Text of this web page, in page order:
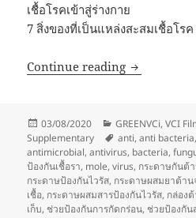
เชื้อโรคเข้าสู่ร่างกาย
7 สิ่งของที่เป็นแหล่งสะสมเชื้อโรค
Continue reading ของใช้ใกล้มื
Posted
on
03/08/2020 Categories
GREENVCi,VCI
Supplementary
Tags
anti,anti bacteria
antimicrobial,antivirus, bacteria,
ป้องกันเชื้อรา, mole,virus, กระดาษกันต้
กระดาษป้องกันไวรัส, กระดาษผสมยาต้า
เชื้อ, กระดาษผสมสารป้องกันไวรัส, กล่อง
เก็บ, ช่วยป้องกันการกัดกร่อน, ช่วยป้องกัน